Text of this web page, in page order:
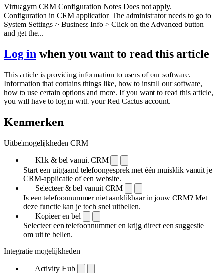
Virtuagym CRM Configuration Notes Does not apply.
Configuration in CRM application The administrator needs to go to
System Settings > Business Info > Click on the Advanced button
and get the...
Log in when you want to read this article
This article is providing information to users of our software.
Information that contains things like, how to install our software,
how to use certain options and more. If you want to read this article,
you will have to log in with your Red Cactus account.
Kenmerken
Uitbelmogelijkheden CRM
Klik & bel vanuit CRM
Start een uitgaand telefoongesprek met één muisklik vanuit je
CRM-applicatie of een website.
Selecteer & bel vanuit CRM
Is een telefoonnummer niet aanklikbaar in jouw CRM? Met
deze functie kan je toch snel uitbellen.
Kopieer en bel
Selecteer een telefoonnummer en krijg direct een suggestie
om uit te bellen.
Integratie mogelijkheden
Activity Hub